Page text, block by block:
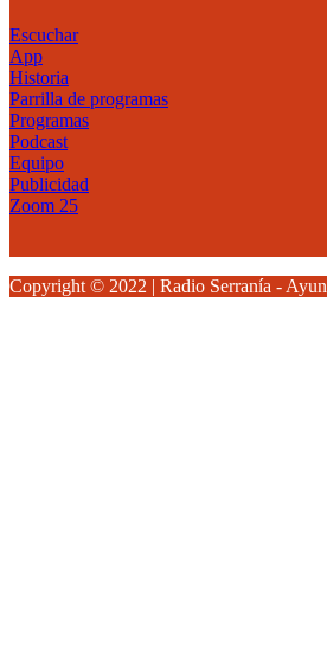
Escuchar
App
Historia
Parrilla de programas
Programas
Podcast
Equipo
Publicidad
Zoom 25
Copyright © 2022 | Radio Serranía -